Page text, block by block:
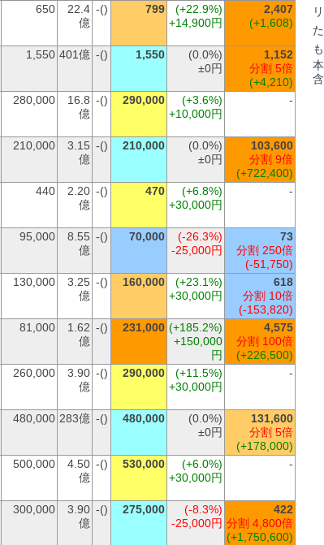
650
22.4
億
-() 799
(+22.9%)
+14,900円
2,407
(+1,608)
1,550 401億 -() 1,550
(0.0%)
±0円
1,152
分割 5倍
(+4,210)
280,000
16.8
億
-() 290,000
(+3.6%)
+10,000円
-
210,000
3.15
億
-() 210,000
(0.0%)
±0円
103,600
分割 9倍
(+722,400)
440
2.20
億
-() 470
(+6.8%)
+30,000円
-
95,000
8.55
億
-() 70,000
(-26.3%)
-25,000円
73
分割 250倍
(-51,750)
130,000
3.25
億
-() 160,000
(+23.1%)
+30,000円
618
分割 10倍
(-153,820)
81,000
1.62
億
-() 231,000 (+185.2%)
+150,000
円
4,575
分割 100倍
(+226,500)
260,000
3.90
億
-() 290,000
(+11.5%)
+30,000円
-
480,000 283億 -() 480,000
(0.0%)
±0円
131,600
分割 5倍
(+178,000)
500,000
4.50
億
-() 530,000
(+6.0%)
+30,000円
-
300,000
3.90
億
-() 275,000
(-8.3%)
-25,000円
422
分割 4,800倍
(+1,750,600)